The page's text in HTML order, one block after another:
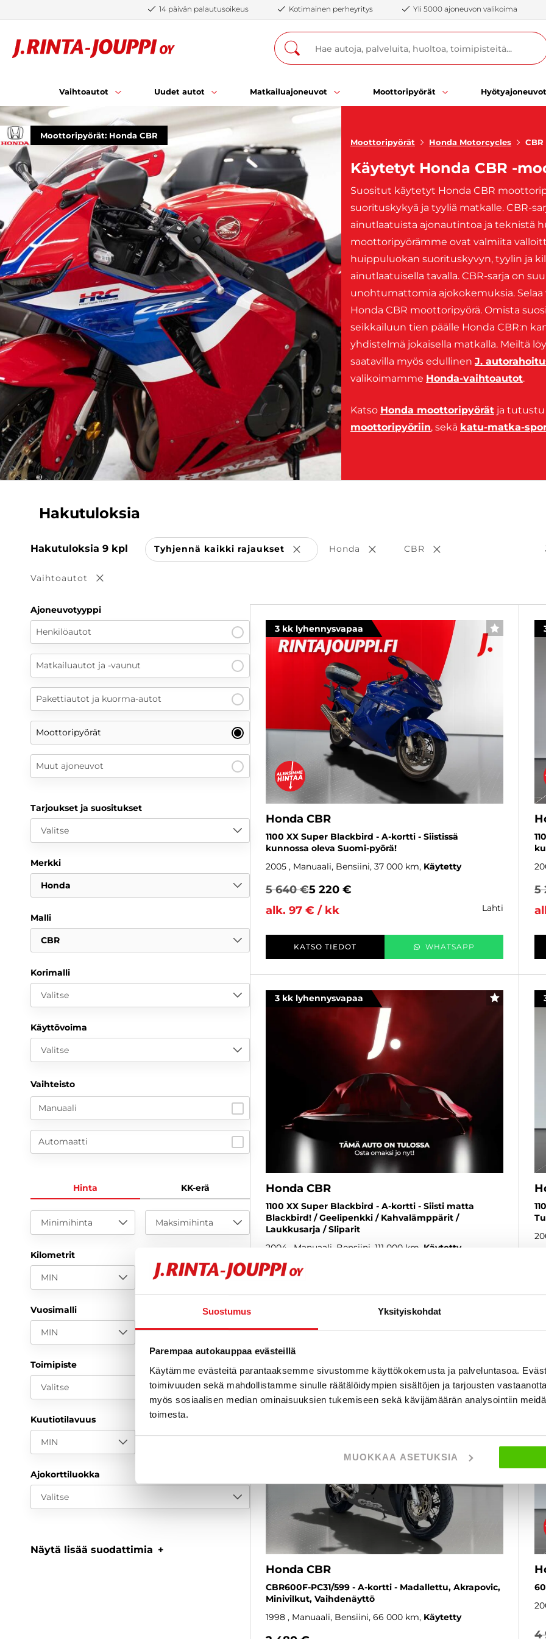
Suostumus Yksityiskohdat
Parempaa autokauppaa evästeillä
Käytämme evästeitä parantaaksemme sivustomme käyttökokemusta ja palveluntasoa.
toimivuuden sekä mahdollistamme sinulle räätälöidympien sisältöjen ja tarjousten
myös sosiaalisen median ominaisuuksien tukemiseen sekä kävijämäärän analysointiin
toimesta.
MUOKKAA ASETUKSIA
14 päivän palautusoikeus Kotimainen perheyritys Yli 5000 ajoneuvon valikoima
Vaihtoautot Uudet autot Matkailuajoneuvot Moottoripyörät Hyötyajoneuvot
Moottoripyörät: Honda CBR
Moottoripyörät Honda Motorcycles CBR
Käytetyt Honda CBR -
Suositut käytetyt Honda CBR
suorituskykyä ja tyyliä matkalle. CBR-
ainutlaatuista ajonautintoa ja teknistä
moottoripyörämme ovat valmiita
huippuluokan suorituskyvyn, tyylin ja
ainutlaatuisella tavalla. CBR-sarja on
unohtumattomia ajokokemuksia.
Honda CBR moottoripyörä. Omista
seikkailuun tien päälle Honda CBR:n
yhdistelmä jokaisella matkalla. Meiltä
saatavilla myös edullinen J.
valikoimamme Honda-vaihtoautot.
Katso Honda moottoripyörät ja tutustu
moottoripyöriin, sekä katu-matka-
Hakutuloksia
Hakutuloksia 9 kpl Tyhjennä kaikki rajaukset Poista valinta
Honda Poista valinta
CBR Poista valinta
Vaihtoautot Poista valinta
Ajoneuvotyyppi
Henkilöautot
Matkailuautot ja -vaunut
Pakettiautot ja kuorma-autot
Moottoripyörät
Muut ajoneuvot
Tarjoukset ja suositukset
Valitse
Merkki
Honda
Malli
CBR
Korimalli
Valitse
Käyttövoima
Valitse
Vaihteisto
Manuaali
Automaatti
Hinta KK-erä
Minimihinta Maksimihinta
Kilometrit
MIN MAX
Vuosimalli
MIN MAX
Toimipiste
Valitse
Kuutiotilavuus
MIN
Ajokorttiluokka
Valitse
Näytä lisää suodattimia
3 kk lyhennysvapaa SUOSIKKI
Honda CBR
1100 XX Super Blackbird - A-kortti - Siistissä
kunnossa oleva Suomi-pyörä!
2005 , Manuaali, Bensiini, 37 000 km Käytetty
5 640 €5 220 €
alk. 97 € / kk
lahti
KATSO TIEDOT WHATSAPP
5
3 kk lyhennysvapaa SUOSIKKI
Honda CBR
1100 XX Super Blackbird - A-kortti - Siisti matta
Blackbird! / Geelipenkki / Kahvalämppärit /
Laukkusarja / Sliparit
2004
, Manuaali, Bensiini, 111 000 km Käytetty
3 990 €
alk. 82 € / kk
KATSO TIEDOT
3 kk lyhennysvapaa SUOSIKKI
Honda CBR
CBR600F-PC31/599 - A-kortti - Madallettu, Akrapovic,
Minivilkut, Vaihdenäyttö
1998 , Manuaali, Bensiini, 66 000 km Käytetty
4